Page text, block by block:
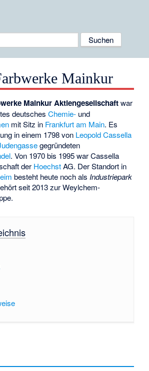
Mainkur
Mainkur Aktiengesellschaftwar
deutschesChemie- und
mit Sitz in Frankfurt am Main. Es
in einem 1798 von Leopold Cassella
gegründeten
. Von 1970 bis 1995 war Cassella
der HoechstAG. Der Standort in
besteht heute noch alsIndustriepark
seit 2013 zur Weylchem-